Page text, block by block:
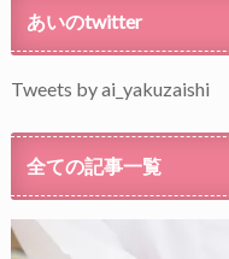
あいのtwitter
Tweets by ai_yakuzaishi
全ての記事一覧